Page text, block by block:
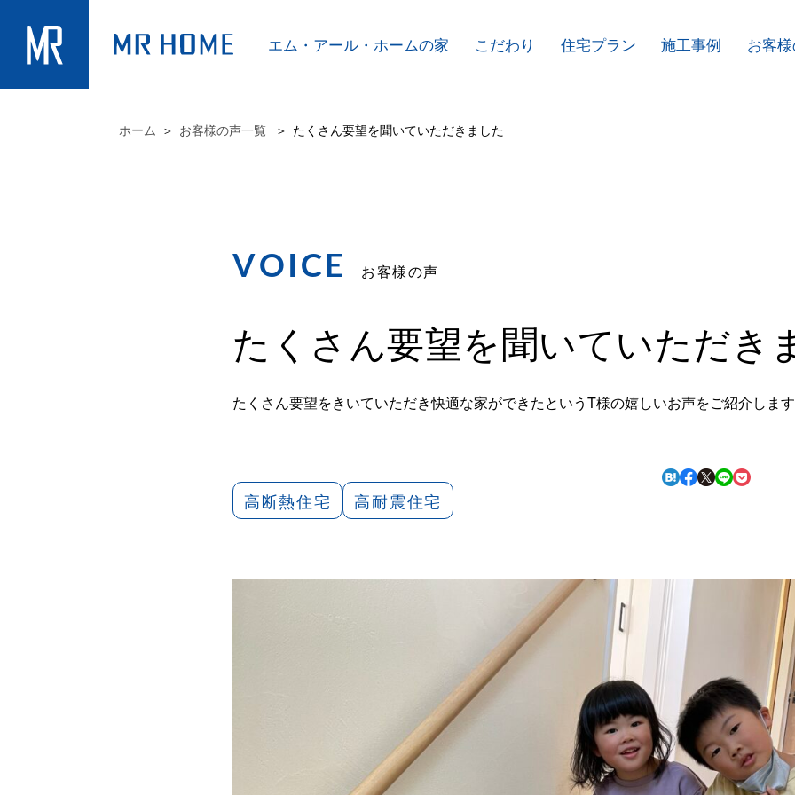
エム・アール・ホームの家 こだわり 住宅プラン 施工事例 お客
ホーム お客様の声一覧 たくさん要望を聞いていただきました
VOICE お客様の声
たくさん要望を聞いていただき
たくさん要望をきいていただき快適な家ができたというT様の嬉しいお声をご紹介しま
高断熱住宅 高耐震住宅